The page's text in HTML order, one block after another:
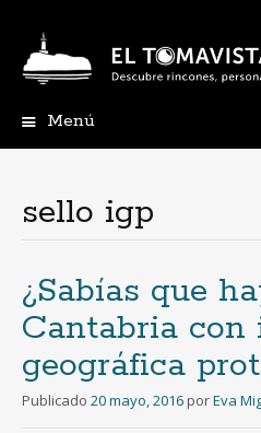
Menú
sello igp
¿Sabías que
Cantabria con
geográfica
Publicado 20 mayo, 2016 porEva